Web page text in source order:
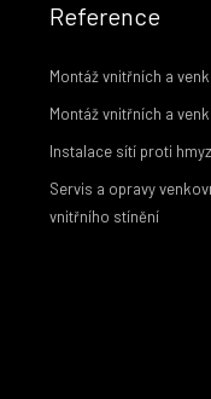
Reference
Montáž vnitřních a
Montáž vnitřních a
Instalace sítí proti
Servis a opravy
vnitřního stínění